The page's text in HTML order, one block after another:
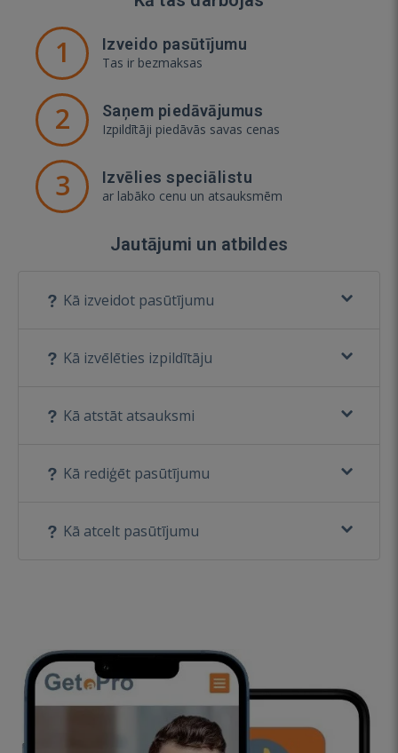
1 Izveido pasūtījumu
Tas ir bezmaksas
2 Saņem piedāvājumus
Izpildītāji piedāvās savas cenas
3 Izvēlies speciālistu
ar labāko cenu un atsauksmēm
Jautājumi un atbildes
Kā izveidot pasūtījumu
Kā izvēlēties izpildītāju
Kā atstāt atsauksmi
Kā rediģēt pasūtījumu
Kā atcelt pasūtījumu